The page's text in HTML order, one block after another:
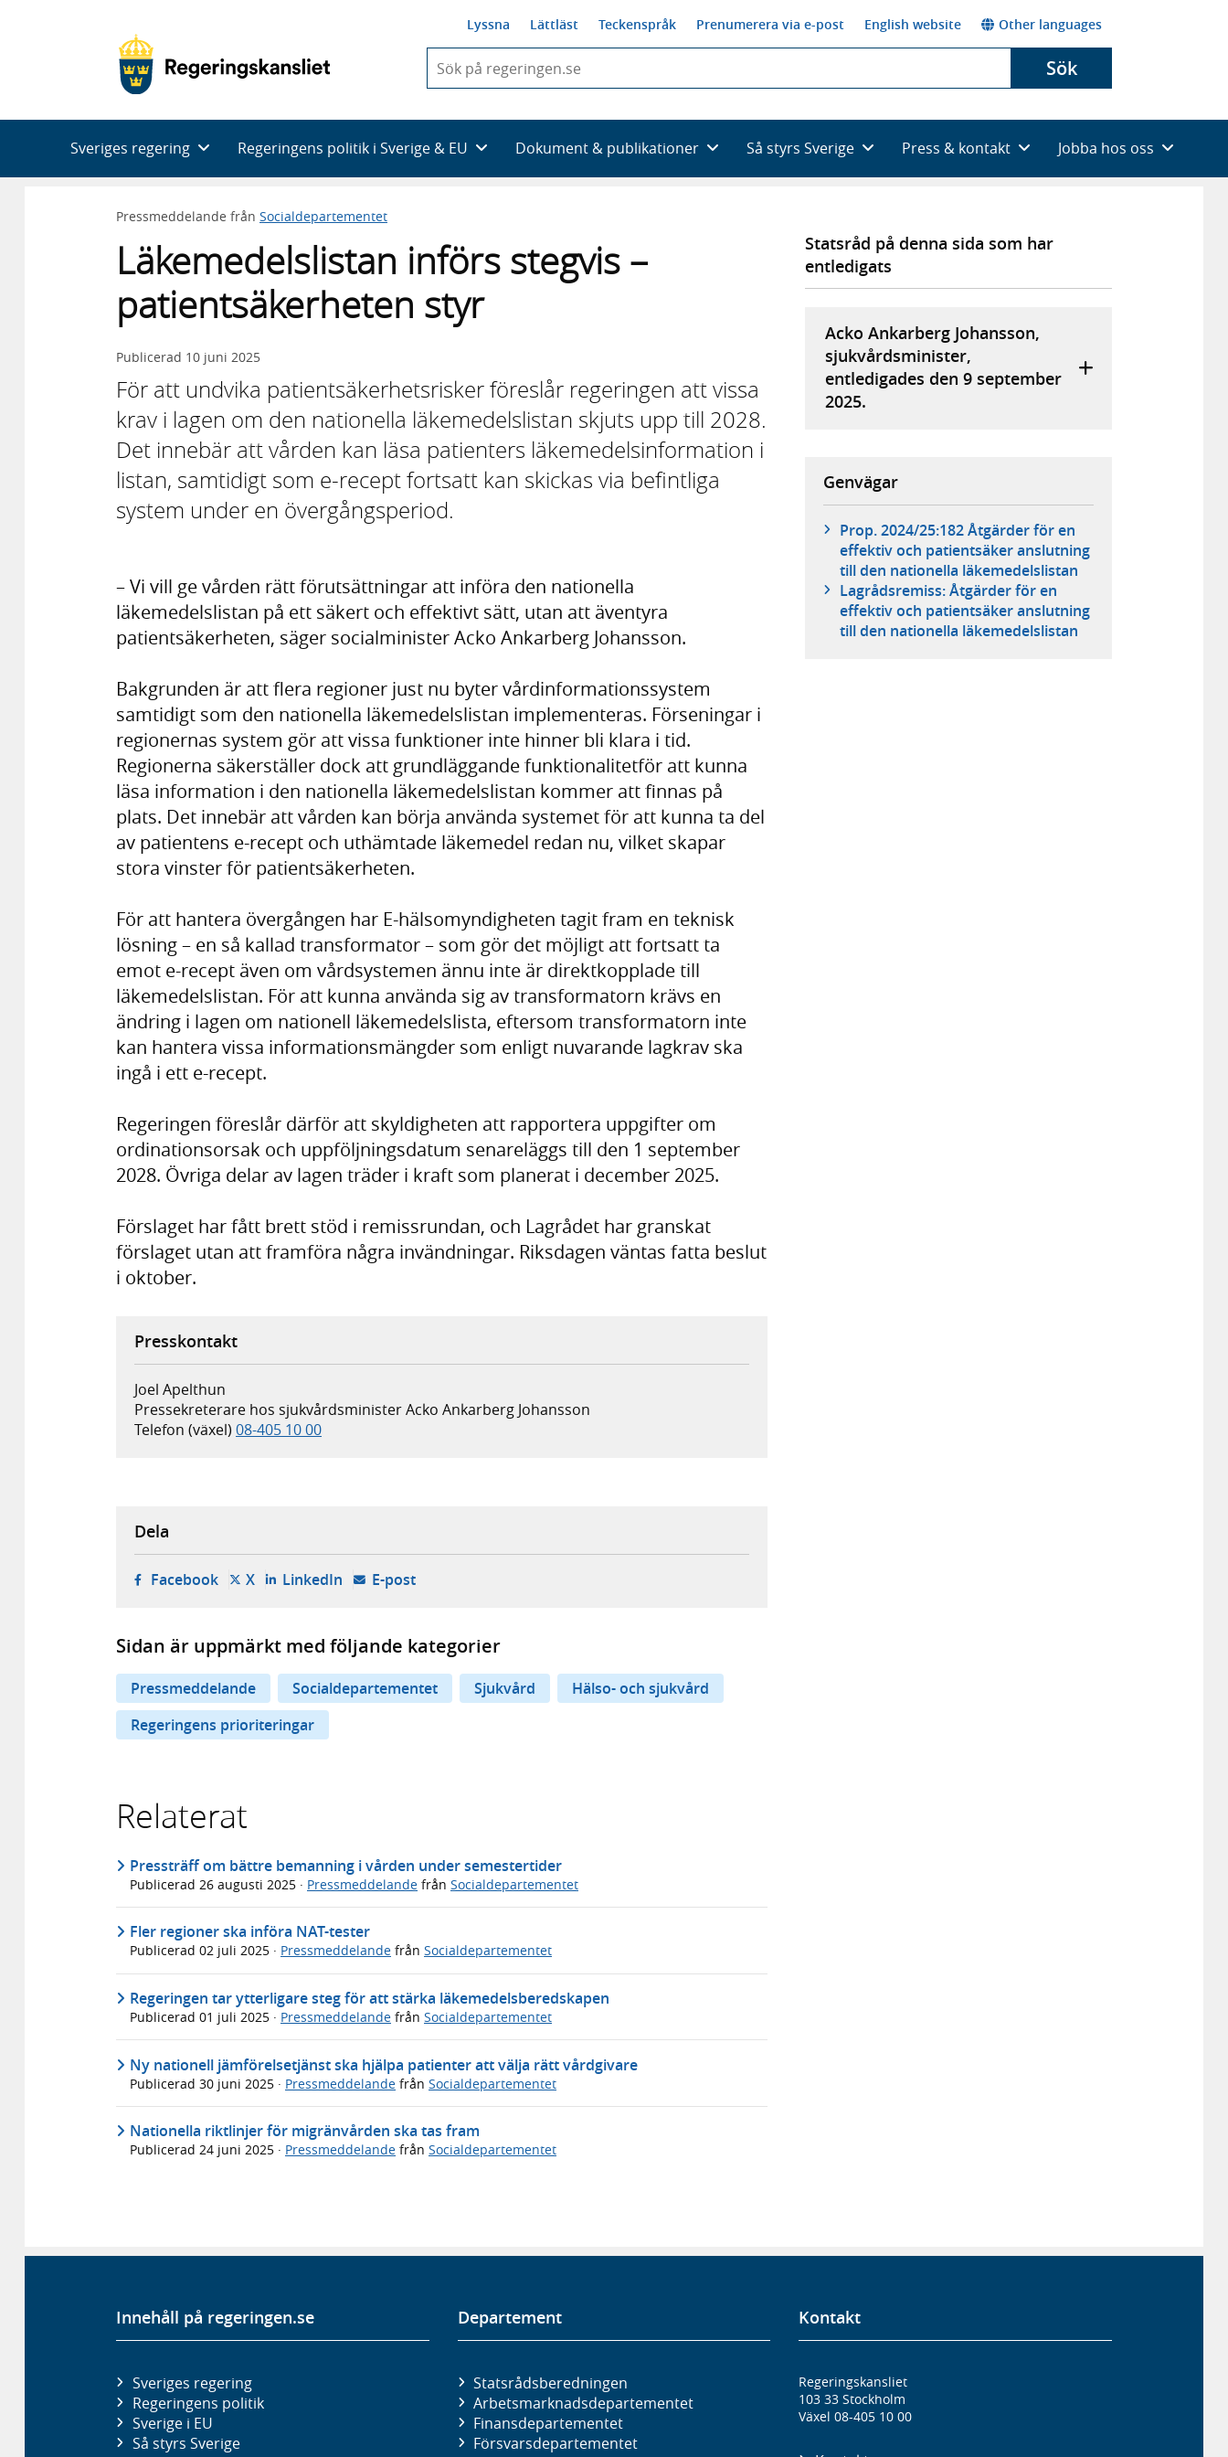
Lyssna Lättläst Teckenspråk Prenumerera via e-post English website Other languages
du
skriva
framträder
en
Sök
Sveriges regering Regeringens politik i Sverige & EU Dokument & publikationer Så styrs Sverige Press & kontakt Jobba hos oss
Pressmeddelande från Socialdepartementet
Läkemedelslistan införs stegvis –
patientsäkerheten styr
Publicerad 10 juni 2025
För att undvika patientsäkerhetsrisker föreslår regeringen att vissa
krav i lagen om den nationella läkemedelslistan skjuts upp till 2028.
Det innebär att vården kan läsa patienters läkemedelsinformation i
listan, samtidigt som e-recept fortsatt kan skickas via befintliga
system under en övergångsperiod.
– Vi vill ge vården rätt förutsättningar att införa den nationella
läkemedelslistan på ett säkert och effektivt sätt, utan att äventyra
patientsäkerheten, säger socialminister Acko Ankarberg Johansson.
Bakgrunden är att flera regioner just nu byter vårdinformationssystem
samtidigt som den nationella läkemedelslistan implementeras. Förseningar i
regionernas system gör att vissa funktioner inte hinner bli klara i tid.
Regionerna säkerställer dock att grundläggande funktionalitetför att kunna
läsa information i den nationella läkemedelslistan kommer att finnas på
plats. Det innebär att vården kan börja använda systemet för att kunna ta del
av patientens e-recept och uthämtade läkemedel redan nu, vilket skapar
stora vinster för patientsäkerheten.
För att hantera övergången har E-hälsomyndigheten tagit fram en teknisk
lösning – en så kallad transformator – som gör det möjligt att fortsatt ta
emot e-recept även om vårdsystemen ännu inte är direktkopplade till
läkemedelslistan. För att kunna använda sig av transformatorn krävs en
ändring i lagen om nationell läkemedelslista, eftersom transformatorn inte
kan hantera vissa informationsmängder som enligt nuvarande lagkrav ska
ingå i ett e-recept.
Regeringen föreslår därför att skyldigheten att rapportera uppgifter om
ordinationsorsak och uppföljningsdatum senareläggs till den 1 september
2028. Övriga delar av lagen träder i kraft som planerat i december 2025.
Förslaget har fått brett stöd i remissrundan, och Lagrådet har granskat
förslaget utan att framföra några invändningar. Riksdagen väntas fatta beslut
i oktober.
Presskontakt
Joel Apelthun
Pressekreterare hos sjukvårdsminister Acko Ankarberg Johansson
Telefon (växel) 08-405 10 00
Statsråd på denna sida som har
entledigats
Acko Ankarberg Johansson,
sjukvårdsminister,
entledigades den 9 september
2025.
Genvägar
Prop. 2024/25:182 Åtgärder för en
effektiv och patientsäker anslutning
till den nationella läkemedelslistan
Lagrådsremiss: Åtgärder för en
effektiv och patientsäker anslutning
till den nationella läkemedelslistan
Dela
Facebook- öppnas i ny flik, extern webbplats,
X- öppnas i ny flik, extern webbplats,
LinkedIn- öppnas i ny flik, extern webbplats,
E-post- öppnar din e-postklient,
Sidan är uppmärkt med följande kategorier
Pressmeddelande Socialdepartementet Sjukvård
Hälso- och sjukvård
Regeringens prioriteringar
Relaterat
Pressträff om bättre bemanning i vården under semestertider
Publicerad 26 augusti 2025 · Pressmeddelande från Socialdepartementet
Fler regioner ska införa NAT-tester
Publicerad 02 juli 2025 · Pressmeddelande från Socialdepartementet
Regeringen tar ytterligare steg för att stärka läkemedelsberedskapen
Publicerad 01 juli 2025 · Pressmeddelande från Socialdepartementet
Ny nationell jämförelsetjänst ska hjälpa patienter att välja rätt vårdgivare
Publicerad 30 juni 2025 · Pressmeddelande från Socialdepartementet
Nationella riktlinjer för migränvården ska tas fram
Publicerad 24 juni 2025 · Pressmeddelande från Socialdepartementet
Innehåll på regeringen.se
Sveriges regering
Regeringens politik
Sverige i EU
Så styrs Sverige
Departement
Statsrådsberedningen
Arbetsmarknads­departementet
Finans­departementet
Försvars­departementet
Kontakt
Regeringskansliet
103 33 Stockholm
Växel 08-405 10 00